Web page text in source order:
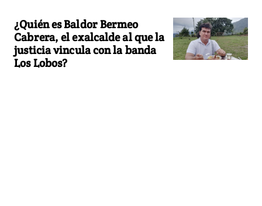
¿Quién es Baldor Bermeo
Cabrera, el exalcalde al que la
justicia vincula con la banda
Los Lobos?